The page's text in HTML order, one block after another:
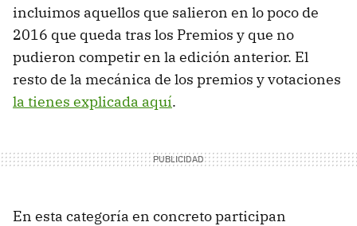
incluimos aquellos que salieron en lo poco de
2016 que queda tras los Premios y que no
pudieron competir en la edición anterior. El
resto de la mecánica de los premios y votaciones
la tienes explicada aquí.
En esta categoría en concreto participan